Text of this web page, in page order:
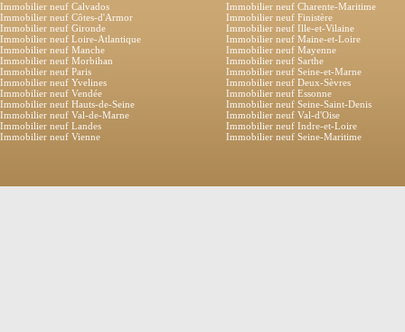
Immobilier neuf Calvados
Immobilier neuf Charente-Maritime
Immobilier neuf Côtes-d'Armor
Immobilier neuf Finistère
Immobilier neuf Gironde
Immobilier neuf Ille-et-Vilaine
Immobilier neuf Loire-Atlantique
Immobilier neuf Maine-et-Loire
Immobilier neuf Manche
Immobilier neuf Mayenne
Immobilier neuf Morbihan
Immobilier neuf Sarthe
Immobilier neuf Paris
Immobilier neuf Seine-et-Marne
Immobilier neuf Yvelines
Immobilier neuf Deux-Sèvres
Immobilier neuf Vendée
Immobilier neuf Essonne
Immobilier neuf Hauts-de-Seine
Immobilier neuf Seine-Saint-Denis
Immobilier neuf Val-de-Marne
Immobilier neuf Val-d'Oise
Immobilier neuf Landes
Immobilier neuf Indre-et-Loire
Immobilier neuf Vienne
Immobilier neuf Seine-Maritime